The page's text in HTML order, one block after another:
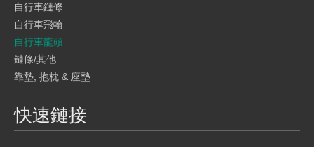
自行車鏈條
自行車飛輪
自行車龍頭
鏈條/其他
靠墊, 抱枕 & 座墊
快速鏈接